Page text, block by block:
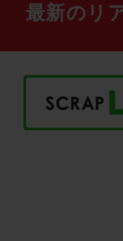
最新のリ